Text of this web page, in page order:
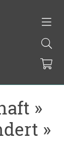
»
»